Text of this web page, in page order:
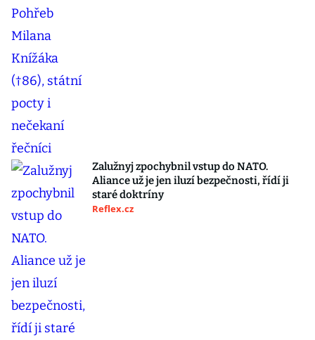
Zalužnyj zpochybnil vstup do NATO.
Aliance už je jen iluzí bezpečnosti, řídí ji
staré doktríny
Reflex.cz